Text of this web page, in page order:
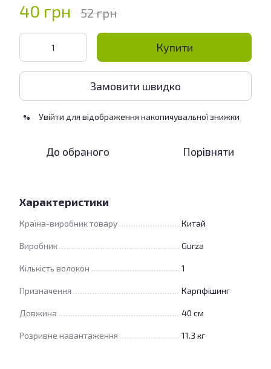
40 грн 52 грн
Купити
Замовити швидко
% Увійти для відображення накопичувальної знижки
До обраного Порівняти
Характеристики
Країна-виробник товару Китай
Виробник Gurza
Кількість волокон 1
Призначення Карпфішинг
Довжина 40 см
Розривне навантаження 11.3 кг